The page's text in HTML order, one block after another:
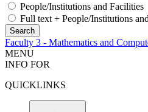
People/Institutions and Facilities
Full text + People/Institutions
Faculty 3 - Mathematics and
MENU
INFO FOR
QUICKLINKS